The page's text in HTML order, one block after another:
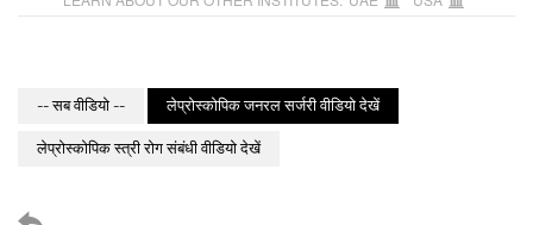
-- सब वीडियो -- लेप्रोस्कोपिक जनरल सर्जरी वीडियो देखें
लेप्रोस्कोपिक स्त्री रोग संबंधी वीडियो देखें